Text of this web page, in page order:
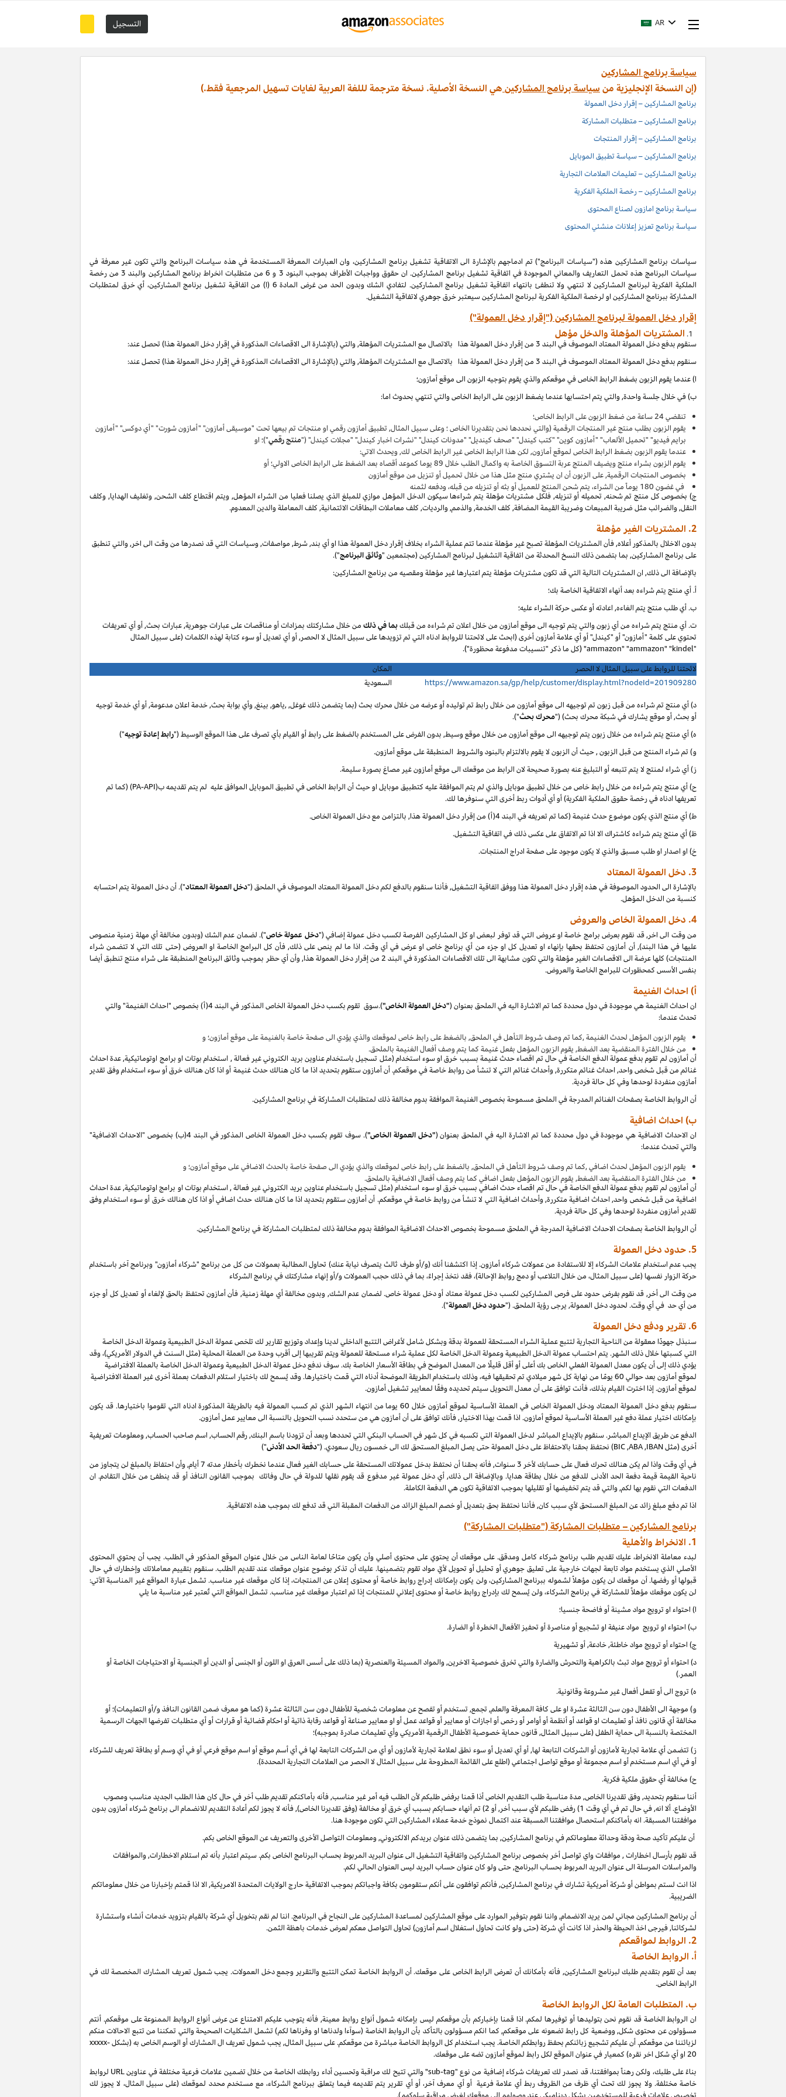
التسجيل AR
سياسة برنامج المشاركين
(إن النسخة الإنجليزية منسياسة برنامج المشاركين هي النسخة الأصلية. نسخة مترجمة لللغة العربية لغايات تسهيل المرجعية فقط.)
برنامج المشاركين – إقرار دخل العمولة
برنامج المشاركين – متطلبات المشاركة
برنامج المشاركين – إقرار المنتجات
برنامج المشاركين – سياسة تطبيق الموبايل
برنامج المشاركين – تعليمات العلامات التجارية
برنامج المشاركين – رخصة الملكية الفكرية
سياسة برنامج امازون لصناع المحتوى
سياسة برنامج تعزيز إعلانات منشئي المحتوى
سياسات برنامج المشاركين هذه ("سياسات البرنامج") تم ادماجهم بالإشارة الى الاتفاقية تشغيل برنامج المشاركين، وان العبارات المعرفة المستخدمة في هذه سياسات البرنامج والتي تكون غير معرفة في
سياسات البرنامج هذه تحمل التعاريف والمعاني الموجودة في اتفاقية تشغيل برنامج المشاركين. ان حقوق وواجبات الأطراف بموجب البنود 3 و 6 من متطلبات انخراط برنامج المشاركين والبند 3 من رخصة
الملكية الفكرية لبرنامج المشاركين لا تنتهي ولا تنطفئ بانتهاء اتفاقية تشغيل برنامج المشاركين. لتفادي الشك وبدون الحد من غرض المادة 6 (ا) من اتفاقية تشغيل برنامج المشاركين، أي خرق لمتطلبات
المشاركة ببرنامج المشاركين او لرخصة الملكية الفكرية لبرنامج المشاركين سيعتبر خرق جوهري لاتفاقية التشغيل.
إقرار دخل العمولة لبرنامج المشاركين ("إقرار دخل العمولة")
المشتريات المؤهلة والدخل مؤهل
سنقوم بدفع دخل العمولة المعتاد الموصوف في البند 3 من إقرار دخل العمولة هذا بالاتصال مع المشتريات المؤهلة, والتي (بالإشارة الى الاقصاءات المذكورة في إقرار دخل العمولة هذا) تحصل عند:
سنقوم بدفع دخل العمولة المعتاد الموصوف في البند 3 من إقرار دخل العمولة هذا بالاتصال مع المشتريات المؤهلة, والتي (بالإشارة الى الاقصاءات المذكورة في إقرار دخل العمولة هذا) تحصل عند:
ا) عندما يقوم الزبون بضغط الرابط الخاص في موقعكم والذي يقوم بتوجيه الزبون الى موقع أمازون؛
ب) في خلال جلسة واحدة, والتي يتم احتسابها عندما يضغط الزبون على الرابط الخاص والتي تنتهي بحدوث اما:
تنقضي 24 ساعة من ضغط الزبون على الرابط الخاص؛
يقوم الزبون بطلب منتج غير المنتجات الرقمية (والتي نحددها نحن بتقديرنا الخاص ؛ وعلى سبيل المثال, تطبيق أمازون رقمي او منتجات تم بيعها تحت "موسيقى أمازون" "أمازون شورت" "أي دوكس" "أمازون
برايم فيديو" "تحميل الألعاب" "أمازون كوين" "كتب كيندل" "صحف كينديل" "مدونات كيندل" "نشرات اخبار كيندل" "مجلات كيندل" ("منتج رقمي")؛ او
عندما يقوم الزبون بضغط الرابط الخاص لموقع أمازون, لكن هذا الرابط الخاص غير الرابط الخاص لك, ويحدث الاتي:
يقوم الزبون بشراء منتج ويضيف المنتجعربة التسوق الخاصة به واكمال الطلب خلال 89 يوما كموعد أقصاه بعد الضغط على الرابط الخاص الاولي؛ أو
بخصوص المنتجات الرقمية, على الزبون أن ان يشتري منتج مثل هذا من خلال تحميل أو تنزيل من موقع أمازون
في غضون 180 يوماً من الشراء، يتم شحن المنتج للعميل أو بثه أو تنزيله من قبله، ودفعه لثمنه
ج) بخصوص كل منتج تم شحنه, تحميله أو تنزيله, فلكل مشتريات مؤهلة يتم شراءها سيكون الدخل المؤهل موازي للمبلغ الذي يصلنا فعليا من الشراء المؤهل, ويتم اقتطاع كلف الشحن, وتغليف الهدايا, وكلف
النقل, والضرائب مثل ضريبة المبيعات وضريبة القيمة المضافة, كلف الخدمة, والذمم, والرديات, كلف معاملات البطاقات الائتمانية, كلف المعاملة والدين المعدوم.
2. المشتريات الغير مؤهلة
بدون الاخلال بالمذكور أعلاه, فأن المشتريات المؤهلة تصبح غير مؤهلة عندما تتم عملية الشراء بخلاف إقرار دخل العمولة هذا او أي بند, شرط, مواصفات, وسياسات التي قد نصدرها من وقت الى اخر, والتي تنطبق
على برنامج المشاركين, بما بتضمن ذلك النسخ المحدثة من اتفاقية التشغيل لبرنامج المشاركين (مجتمعين "وثائق البرنامج").
بالإضافة الى ذلك, ان المشتريات التالية التي قد تكون مشتريات مؤهلة يتم اعتبارها غير مؤهلة ومقصيه من برنامج المشاركين:
أ. أي منتج يتم شراءه بعد أنهاء الاتفاقية الخاصة بك؛
ب. أيطلب منتج يتم الغاءه, اعادته أو عكس حركة الشراء عليه؛
ت. أي منتج يتم شراءه من أي زبون والتي يتم توجيه الى موقع أمازون من خلال اعلان تم شراءه من قبلكبما في ذلك من خلال مشاركتك بمزادات أو مناقصات على عبارات جوهرية, عبارات بحث, أو أي تعريفات
تحتوي على كلمة "أمازون" أو "كيندل" أو أي علامة أمازون أخرى (ابحث على لائحتنا للروابط ادناه التي تم تزويدها على سبيل المثال لا الحصر, أو أي تعديل أو سوء كتابة لهذه الكلمات (على سبيل المثال
"ammazon" "ammazon" "kindel" (كل ما ذكر "تنسيبات مدفوعة محظورة").
لائحتنا للروابط على سبيل المثال لا الحصر
المكان
https://www.amazon.sa/gp/help/customer/display.html?nodeId=201909280
السعودية
د) أي منتج تم شراءه من قبل زبون تم توجيهه الى موقع أمازون من خلال رابط تم توليده أو عرضه من خلال محرك بحث (بما يتضمن ذلك غوغل, ,ياهو, بينغ, وأي بوابة بحث, خدمة اعلان مدعومة, أو أي خدمة توجيه
أو بحث, أو موقع يشارك في شبكة محرك بحث) ("محرك بحث").
ه) أي منتج يتم شراءه من خلال زبون يتم توجيهه الى موقع أمازون من خلال موقع وسيط, بدون الفرض على المستخدم بالضغط على رابط أو القيام بأي تصرف على هذا الموقع الوسيط ("رابط إعادة توجيه")
و) تم شراء المنتج من قبل الزبون , حيث أن الزبون لا يقوم بالالتزام بالبنود والشروط المنطبقة على موقع أمازون.
ز) أي شراء لمنتج لا يتم تتبعه أو التبليغ عنه بصورة صحيحة لان الرابط من موقعك الى موقع أمازون غير مصاغ بصورة سليمة.
ح) أي منتج يتم شراءه من خلال رابط خاص من خلال تطبيق موبايل والذي لم يتم الموافقة عليه كتطبيق موبايل او حيث أن الرابط الخاص في تطبيق الموبايل الموافق عليه لم يتم تقديمه ب(PA-API) (كما تم
تعريفها ادناه في رخصة حقوق الملكية الفكرية) أو أي أدوات ربط أخرى التي سنوفرها لك.
ط) أي منتج الذي يكون موضوع حدث غنيمة (كما تم تعريفه في البند 4(أ) من إقرار دخل العمولة هذا, بالتزامن مع دخل العمولة الخاص.
ظ) أي منتج يتم شراءه كاشتراك الا اذا تم الاتفاق على عكس ذلك في اتفاقية التشغيل.
خ) او اصدار او طلب مسبق والذي لا يكون موجود على صفحة ادراج المنتجات.
3. دخل العمولة المعتاد
بالإشارة الى الحدود الموصوفة في هذه إقرار دخل العمولة هذا ووفق اتفاقية التشغيل, فأننا سنقوم بالدفع لكم دخل العمولة المعتاد الموصوف في الملحق ("دخل العمولة المعتاد"). أن دخل العمولة يتم احتسابه
كنسبة من الدخل المؤهل.
4. دخل العمولة الخاص والعروض
من وقت الى اخر, قد نقوم بعرض برامج خاصة او عروض التي قد توفر لبعض او كل المشاركين الفرصة لكسب دخل عمولة إضافي ("دخل عمولة خاص"). لضمان عدم الشك (وبدون مخالفة أي مهلة زمنية منصوص
عليها في هذا البند), أن أمازون تحتفظ بحقها بإنهاء او تعديل كل او جزء من أي برنامج خاص او عرض في أي وقت. اذا ما لم ينص على ذلك, فأن كل البرامج الخاصة او العروض (حتى تلك التي لا تتضمن شراء
المنتجات) كلها عرضة الى الاقصاءات الغير مؤهلة والتي تكون مشابهة الى تلك الاقصاءات المذكورة في البند 2 من إقرار دخل العمولة هذا, وأن أي حظر بموجب وثائق البرنامج المنطبقة على شراء منتج تنطبق أيضا
بنفس الأسس كمحظورات للبرامج الخاصة والعروض.
أ) احداث الغنيمة
ان احداث الغنيمة هي موجودة في دول محددة كما تم الاشارة اليه في الملحق بعنوان("دخل العمولة الخاص")
.سوق
تقوم بكسب دخل العمولة الخاص المذكور في البند 4(أ) بخصوص "احداث الغنيمة" والتي
تحدث عندما:
يقوم الزبون المؤهل لحدث الغنيمة ,كما تم وصف شروط التأهل في الملحق, بالضغط على رابط خاص لموقعك والذي يؤدي الى صفحة خاصة بالغنيمة على موقع أمازون؛ و
منخلال الفترة المنقضية بعد الضغط, يقوم الزبون المؤهل بفعل غنيمة كما يتم وصف أفعال الغنيمة بالملحق.
أن أمازون لم تقوم بدفع عمولة الدفع الخاصة في حال تم اقصاء حدث غنيمة بسبب خرق او سوء استخدام (مثل تسجيل باستخدام عناوين بريد الكتروني غير فعالة , استخدام بوتات او برامج اوتوماتيكية, عدة احداث
غنائم من قبل شخص واحد, احداث غنائم متكررة, وأحداث غنائم التي لا تنشأ من روابط خاصة في موقعكم. أن أمازون ستقوم بتحديد اذا ما كان هنالك حدث غنيمة أو اذا كان هنالك خرق أو سوء استخدام وفق تقدير
أمازون منفردة لوحدها وفي كل حالة فردية.
أن الروابط الخاصة بصفحات الغنائم المدرجة في الملحق مسموحة بخصوص الغنيمة الموافقة بدوم مخالفة ذلك لمتطلبات المشاركة في برنامج المشاركين.
ب) احداث اضافية
ان الاحداث الاضافية هي موجودة في دول محددة كما تم الاشارة اليه في الملحق بعنوان("دخل العمولة الخاص")
.سوف
تقوم بكسب دخل العمولة الخاص المذكور في البند 4(ب) بخصوص "الاحداث الاضافية"
والتي تحدث عندما:
يقوم الزبون المؤهل لحدث اضافي ,كما تم وصف شروط التأهل في الملحق, بالضغط على رابط خاص لموقعك والذي يؤدي الى صفحة خاصة بالحدث الاضافي على موقع أمازون؛ و
منخلال الفترة المنقضية بعد الضغط, يقوم الزبون المؤهل بفعل اضافي كما يتم وصف أفعال الاضافية بالملحق.
أن أمازون لم تقوم بدفع عمولة الدفع الخاصة في حال تم اقصاء حدث اضافي بسبب خرق او سوء استخدام (مثل تسجيل باستخدام عناوين بريد الكتروني غير فعالة , استخدام بوتات او برامج اوتوماتيكية, عدة احداث
اضافية من قبل شخص واحد, احداث اضافية متكررة, وأحداث اضافية التي لا تنشأ من روابط خاصة في موقعكم. أن أمازون ستقوم بتحديد اذا ما كان هنالك حدث اضافي أو اذا كان هنالك خرق أو سوء استخدام وفق
تقدير أمازون منفردة لوحدها وفي كل حالة فردية.
أن الروابط الخاصة بصفحات الاحداث الاضافية المدرجة في الملحق مسموحة بخصوص الاحداث الاضافية الموافقة بدوم مخالفة ذلك لمتطلبات المشاركة في برنامج المشاركين.
5. حدود دخل العمولة
يجب عدم استخدام علامات الشركاء إلا للاستفادة من عمولات شركاء أمازون. إذا اكتشفنا أنك (و/أو طرف ثالث يتصرف نيابة عنك) تحاول المطالبة بعمولات من كل من برنامج "شركاء أمازون" وبرنامج آخر باستخدام
حركة الزوار نفسها (على سبيل المثال، من خلال التلاعب أو دمج روابط الإحالة)، فقد نتخذ إجراءً، بما في ذلك حجب العمولات و/أو إنهاء مشاركتك في برنامج الشركاء
من وقت الى أخر, قد نقوم بفرض حدود على فرص المشاركين لكسب دخل عمولة معتاد أو دخل عمولة خاص. لضمان عدم الشك, وبدون مخالفة أي مهلة زمنية, فأن أمازون تحتفظ بالحق لإلغاء أو تعديل كل أو جزء
من أي حد في أي وقت. لحدود دخل العمولة, يرجى رؤية الملحق. ("حدود دخل العمولة").
6. تقرير ودفع دخل العمولة
سنبذل جهودًا معقولة من الناحية التجارية لتتبع عملية الشراء المستحقة للعمولة بدقة وبشكل شامل لأغراض التتبع الداخلي لدينا وإعداد وتوزيع تقارير لك تلخص عمولة الدخل الطبيعية وعمولة الدخل الخاصة
التي كسبتها خلال ذلك الشهر. يتم احتساب عمولة الدخل الطبيعية وعمولة الدخل الخاصة لكل عملية شراء مستحقة للعمولة ويتم تقريبها إلى أقرب وحدة من العملة المحلية (مثل السنت في الدولار الأمريكي)، وقد
يؤدي ذلك إلى أن يكون معدل العمولة الفعلي الخاص بك أعلى أو أقل قليلًا من المعدل الموضح في بطاقة الأسعار الخاصة بك. سوف ندفع دخل عمولة الدخل الطبيعية وعمولة الدخل الخاصة بالعملة الافتراضية
لموقع أمازون بعد حوالي 60 يومًا من نهاية كل شهر ميلادي تم تحقيقها فيه، وذلك باستخدام الطريقة الموضحة أدناه التي قمت باختيارها. وقد يُسمح لك باختيار استلام الدفعات بعملة أخرى غير العملة الافتراضية
لموقع أمازون. إذا اخترت القيام بذلك، فأنت توافق على أن معدل التحويل سيتم تحديده وفقًا لمعايير تشغيل أمازون.
سنقوم بدفع دخل العمولة المعتاد ودخل العمولة الخاص في العملة الأساسية لموقع أمازون خلال 60 يوما من انتهاء الشهر الذي تم كسب العمولة فيه بالطريقة المذكورة ادناه التي تقوموا باختيارها. قد يكون
بإمكانك اختيار عملة دفع غير العملة الأساسية لموقع أمازون. اذا قمت بهذا الاختيار, فأنك توافق على أن أمازون هي من ستحدد نسب التحويل بالنسبة الى معايير عمل أمازون.
الدفع عن طريق الإيداع المباشر. سنقوم بالإيداع المباشر لدخل العمولة التي تكسبه في كل شهر في الحساب البنكي التي تحددها وبعد أن تزودنا باسم البنك, رقم الحساب, اسم صاحب الحساب, ومعلومات تعريفية
أخرى (مثلIBAN
,
ABA
,
BIC) نحتفظ بحقنا بالاحتفاظ على دخل العمولة حتى يصل المبلغ المستحق لك الى خمسون ريال سعودي. ("دفعة الحد الأدنى")
في أي وقت واذا لم يكن هنالك تحرك فعال على حسابك لأخر 3 سنوات, فأنه بحقنا أن نحتفظ بدخل عمولاتك المستحقة على حسابك الغير فعال عندما نخطرك بأخطار مدته 7 أيام, وأن احتفاظ بالمبلغ لن يتجاوز من
ناحية القيمة قيمة دفعة الحد الأدنى للدفع من خلال بطاقة هدايا. وبالإضافة الى ذلك, أي دخل عمولة غير مدفوع قد يقوم نقلها للدولة في حال وفاتك بموجب القانون النافذ أو قد ينطفئ من خلال التقادم. ان
الدفعات التي نقوم بها لكم, والتي قد يتم تخفيضها أو تقليلها بموجب الاتفاقية تكون هي الدفعة الكاملة.
اذا تم دفع مبلغ زائد عن المبلغ المستحق لأي سبب كان, فأننا نحتفظ بحق بتعديل أو خصم المبلغ الزائد من الدفعات المقبلة التي قد تدفع لك بموجب هذه الاتفاقية.
برنامج المشاركين – متطلبات المشاركة ("متطلبات المشاركة")
1. الانخراط والأهلية
لبدء معاملة الانخراط، عليك تقديم طلب برنامج شركاء كامل ومدقق. على موقعك أن يحتوي على محتوى أصلي وأن يكون متاحًا لعامة الناس من خلال عنوان الموقع المذكور في الطلب. يجب أن يحتوي المحتوى
الأصلي الذي يستخدم مواد تابعة لجهات خارجية على تعليق جوهري أو تحليل أو تحويل لأيّ مواد تقوم بتضمينها. عليك أن تذكر بوضوح عنوان موقعك عند تقديم الطلب. سنقوم بتقييم معاملاتك وإخطارك في حال
قبولها أو رفضها. أن موقعك لن يكون مؤهلاً لشموله ببرنامج المشاركين، ولن يكون بإمكانك إدراج روابط خاصة أو محتوى إعلان عن المنتجات، إذا كان موقعك غير مناسب. تشمل عبارة المواقع غير المناسبة الآتي:
لن يكون موقعك مؤهلاً للمشاركة في برنامج الشركاء، ولن يُسمح لك بإدراج روابط خاصة أو محتوى إعلاني للمنتجات إذا تم اعتبار موقعك غير مناسب. تشمل المواقع التي تُعتبر غير مناسبة ما يلي
ا) احتواء او ترويج مواد مشينة أو فاضحة جنسيا؛
ب) احتواء او ترويج مواد عنيفة او تشجيع أو مناصرة أو تحفيز الأفعال الخطرة أو الضارة.
ج) احتواء أو ترويج مواد خاطئة, خادعة, أو تشهيرية
د) احتواء أو ترويج مواد تبث بالكراهية والتحرش والضارة والتي تخرق خصوصية الاخرين, والمواد المسيئة والعنصرية (بما ذلك على أسس العرق او اللون أو الجنس أو الدين أو الجنسية أو الاحتياجات الخاصة أو
العمر.)
ه) تروج الى أو تفعل أفعال غير مشروعة وقانونية.
و) موجهة الى الأطفال دون سن الثالثة عشرة او على كافة المعرفة والعلم, تجمع, تستخدم أو تفصح عن معلومات شخصية للأطفال دون سن الثالثة عشرة (كما هو معرف ضمن القانون النافذ و/أو التعليمات)؛ أو
مخالفة أي قانون نافذ أو تعليمات او قواعد أو أنظمة أو أوامر أو رخص أو اجازات أو معايير أو قواعد عمل أو او معايير صناعة أو قواعد رقابة ذاتية أو احكام قضائية أو قرارات أو أي متطلبات تفرضها الجهات الرسمية
المختصة بالنسبة الى حماية الطفل (على سبيل المثال, قانون حماية خصوصية الأطفال الرقمية الأمريكي وأي تعليمات صادرة بموجبه)؛
ز) تتضمن أي علامة تجارية لأمازون أو الشركات التابعة لها, أو أي تعديل أو سوء نطق لعلامة تجارية لأمازون أو أي من الشركات التابعة لها في أي أسم موقع أو اسم موقع فرعي أو في أي وسم أو بطاقة تعريف للشركاء
أو في أي اسم مستخدم أو اسم مجموعة أو موقع تواصل اجتماعي (اطلع على القائمة المطروحة على سبيل المثال لا الحصر من العلامات التجارية المحددة).
ح) مخالفة أي حقوق ملكية فكرية.
أننا سنقوم بتحديد, وفق تقديرنا الخاص, مدة مناسبة طلب التقديم الخاص أذا قمنا برفض طلبكم لأن الطلب فيه أمر غير مناسب, فأنه بأماكنكم تقديم طلب أخر في حال كان هذا الطلب الجديد مناسب ومصوب
الأوضاع. ألا انه, في حال تم في أي وقت 1) رفض طلبكم لأي سبب أخر, أو 2) تم أنهاء حسابكم بسبب أي خرق أو مخالفة (وفق تقديرنا الخاص), فأنه لا يجوز لكم أعادة التقديم للانضمام الى برنامج شركاء أمازون بدون
موافقتنا المسبقة. انه بأماكنكم استحصال موافقتنا المسبقة عند اكتمال نموذج خدمة عملاء المشاركين التي تكون موجودة هنا.
أن عليكم تأكيد صحة ودقة وحداثة معلوماتكم في برنامج المشاركين, بما يتضمن ذلك عنوان بريدكم الالكتروني, ومعلومات التواصل الأخرى والتعريف عن الموقع الخاص بكم.
قد نقوم بأرسال اخطارات , موافقات واي تواصل أخر بخصوص برنامج المشاركين واتفاقية التشغيل الى عنوان البريد المربوط بحساب البرنامج الخاص بكم. سيتم اعتبار بأنه تم استلام الاخطارات, والموافقات
والمراسلات المرسلة الى عنوان البريد المربوط بحساب البرنامج, حتى ولو كان عنوان حساب البريد ليس العنوان الحالي لكم.
اذا انت لستم بمواطن أو شركة أمريكية تشارك في برنامج المشاركين, فأنكم توافقون على أنكم ستقومون بكافة واجباتكم بموجب الاتفاقية حارج الولايات المتحدة الامريكية, الا اذا قمتم بإخبارنا من خلال معلوماتكم
الضريبية.
أن برنامج المشاركين مجاني لمن يريد الانضمام, واننا نقوم بتوفير الموارد على موقع المشاركين لمساعدة المشاركين على النجاح في البرنامج. اننا لم نقم بتخويل أي شركة بالقيام بتزويد خدمات أنشاء واستشارة
لشركائنا, فيرجى اخذ الحيطة والحذر اذا كانت أي شركة (حتى ولو كانت تحاول استغلال اسم أمازون) تحاول التواصل معكم لعرض خدمات باهظة الثمن.
2. الروابط لمواقعكم
أ. الروابط الخاصة
بعد أن تقوم بتقديم طلبك لبرنامج المشاركين, فأنه بأمكانك أن تعرض الرابط الخاص على موقعك. أن الروابط الخاصة تمكن التتبع والتقرير وجمع دخل العمولات. يجب شمول تعريف المشارك المخصصة لك في
الرابط الخاص.
ب. المتطلبات العامة لكل الروابط الخاصة
ان الروابط الخاصة قد نقوم نحن بتوليدها أو توفيرها لمكم. اذا قمنا بإخباركم بأن موقعكم ليس بإمكانه شمول أنواع روابط معينة, فأنه يتوجب عليكم الامتناع عن عرض أنواع الروابط الممنوعة على موقعكم. أنتم
مسؤولون عن محتوى شكل, ووضعية كل رابط تضعونه على موقعكم, كما انكم مسؤولون بالتأكد بأن الروابط الخاصة (سوآءا ولدناها او وفرناها لكم) تشمل الشكليات الصحيحة والتي تمكننا من تتبع الاحالات منكم
لزبائننا من موقعكم. أن عليكم تشجيع زبائنكم بحفظ روابطكم الخاصة. يجب استخدام كل الروابط الخاصة مباشرة من موقعكم. على سبيل المثال, يجب شمول تعريف ال المشارك أو الوسم الخاص به (بشكلxxxxx-
20 او أي شكل اخر نقره) كمعيار في عنوان الموقع لكل رابط لموقع أمازون تضه على موقعك.
بناءً على طلبك، ولكن رهناً بموافقتنا، قد نصدر لك تعريفات شركاء إضافية من نوع "sub-tag" والتي تتيح لك مراقبة وتحسين أداء روابطك الخاصة من خلال تضمين علامات فرعية مختلفة في عناوين URL لروابط
خاصة مختلفة. ولا يجوز لك تحت أي ظرف من الظروف ربط أي علامة فرعية أو أي معرف آخر، أو أي تقرير يتم تقديمه فيما يتعلق ببرنامج الشركاء، مع مستخدم محدد لموقعك (على سبيل المثال، لا يجوز لك